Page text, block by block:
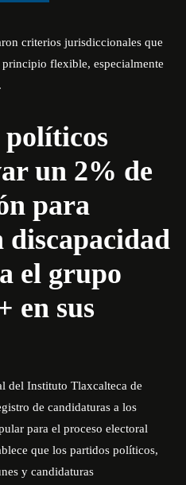
criterios jurisdiccionales que
flexible, especialmente
un 2% de
para
discapacidad
el grupo
en sus
del Instituto Tlaxcalteca de
de candidaturas a los
para el proceso electoral
que los partidos políticos,
y candidaturas